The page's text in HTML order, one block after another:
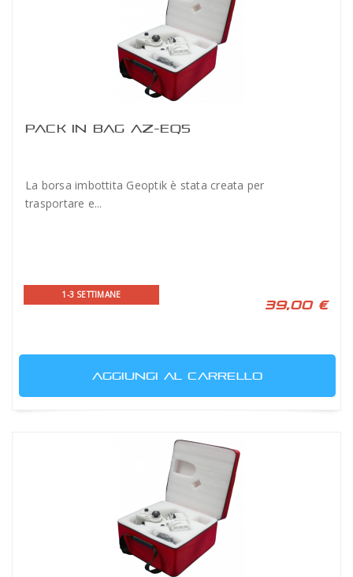
PACK IN BAG AZ-EQ5
La borsa imbottita Geoptik è stata creata per
trasportare e...
1-3 SETTIMANE
39,00 €
AGGIUNGI AL CARRELLO